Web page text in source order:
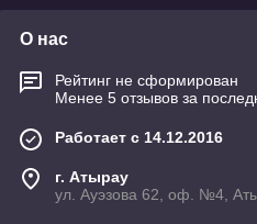
О нас
Рейтинг не сформирован
Менее 5 отзывов за
Работает с 14.12.2016
г. Атырау
ул. Ауэзова 62, оф. №4,